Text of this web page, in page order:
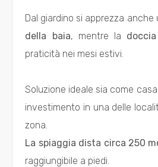
Dal giardino si apprezza anche
della baia, mentre la
praticità nei mesi estivi.
Soluzione ideale sia come
investimento in una delle
zona.
La spiaggia dista circa 250
raggiungibile a piedi.
Locali
minimi
Qualsiasi